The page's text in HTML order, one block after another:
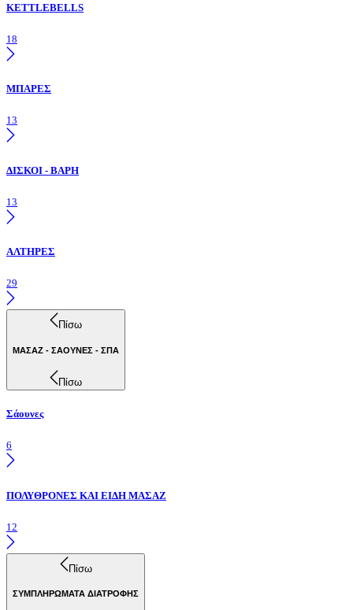
KETTLEBELLS
18
ΜΠΑΡΕΣ
13
ΔΙΣΚΟΙ - ΒΑΡΗ
13
ΑΛΤΗΡΕΣ
29
Πίσω
ΜΑΣΑΖ - ΣΑΟΥΝΕΣ - ΣΠΑ
Πίσω
Σάουνες
6
ΠΟΛΥΘΡΟΝΕΣ ΚΑΙ ΕΙΔΗ ΜΑΣΑΖ
12
Πίσω
ΣΥΜΠΛΗΡΩΜΑΤΑ ΔΙΑΤΡΟΦΗΣ